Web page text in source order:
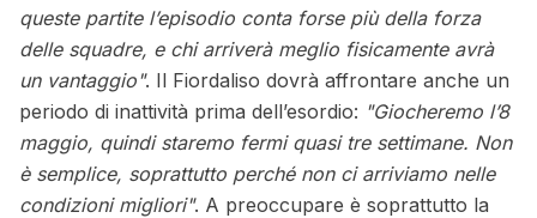
queste partite l’episodio conta forse più della forza
delle squadre, e chi arriverà meglio fisicamente avrà
un vantaggio". Il Fiordaliso dovrà affrontare anche un
periodo di inattività prima dell’esordio: "Giocheremo l’8
maggio, quindi staremo fermi quasi tre settimane. Non
è semplice, soprattutto perché non ci arriviamo nelle
condizioni migliori". A preoccupare è soprattutto la